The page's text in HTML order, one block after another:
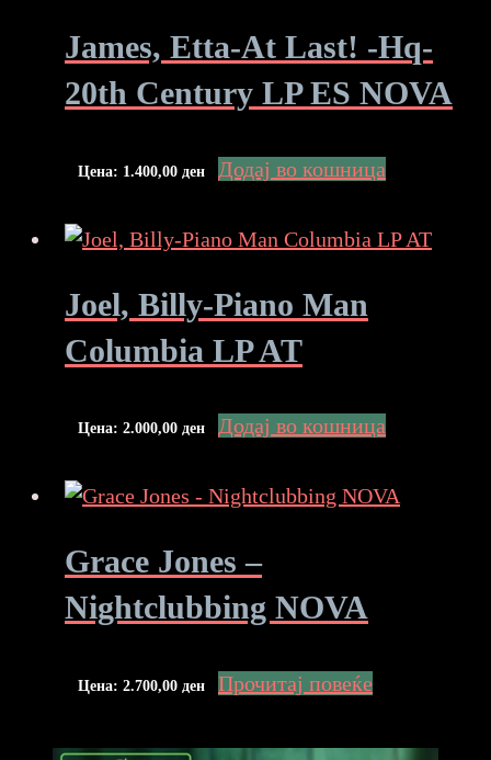
James, Etta-At Last! -Hq-
20th Century LP ES NOVA
Цена: 1.400,00 ден Додај во кошница
Joel, Billy-Piano Man
Columbia LP AT
Цена: 2.000,00 ден Додај во кошница
Grace Jones –
Nightclubbing NOVA
Цена: 2.700,00 ден Прочитај повеќе